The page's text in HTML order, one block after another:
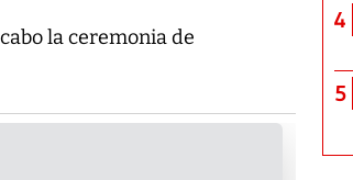
la ceremonia de
4
5